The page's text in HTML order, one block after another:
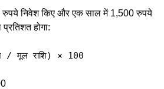
रुपये निवेश किए और एक साल में 1,500 रुपये
होगा:
/ मूल राशि) × 100